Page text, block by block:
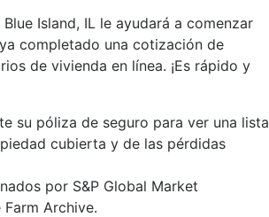
Island, IL le ayudará a comenzar
completado una cotización de
de vivienda en línea. ¡Es rápido y
su póliza de seguro para ver una lista
cubierta y de las pérdidas
por S&P Global Market
Archive.